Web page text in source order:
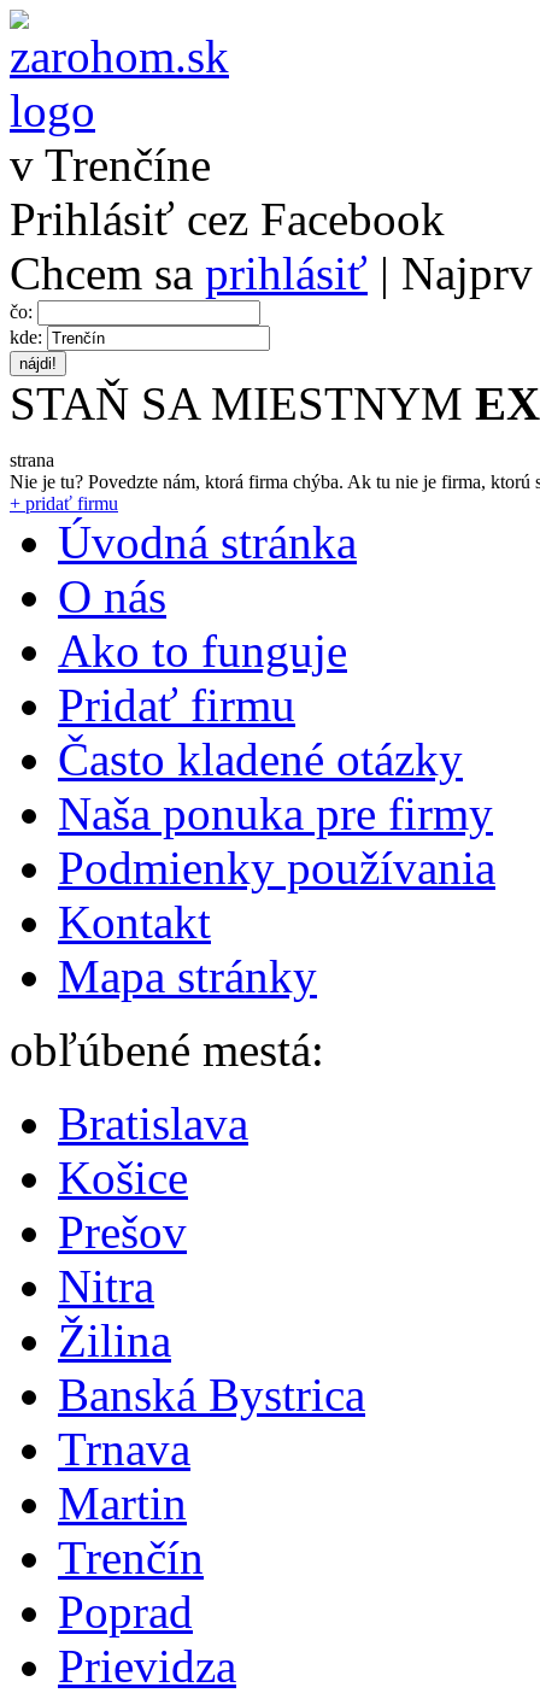
v Trenčíne
Prihlásiť cez Facebook
Chcem sa prihlásiť |
čo:
kde:
STAŇ SA MIESTNYM
strana
Nie je tu? Povedzte nám, ktorá firma chýba. Ak tu nie je firma, ktorú
+ pridať firmu
Úvodná stránka
O nás
Ako to funguje
Pridať firmu
Často kladené otázky
Naša ponuka pre firmy
Podmienky používania
Kontakt
Mapa stránky
obľúbené mestá:
Bratislava
Košice
Prešov
Nitra
Žilina
Banská Bystrica
Trnava
Martin
Trenčín
Poprad
Prievidza